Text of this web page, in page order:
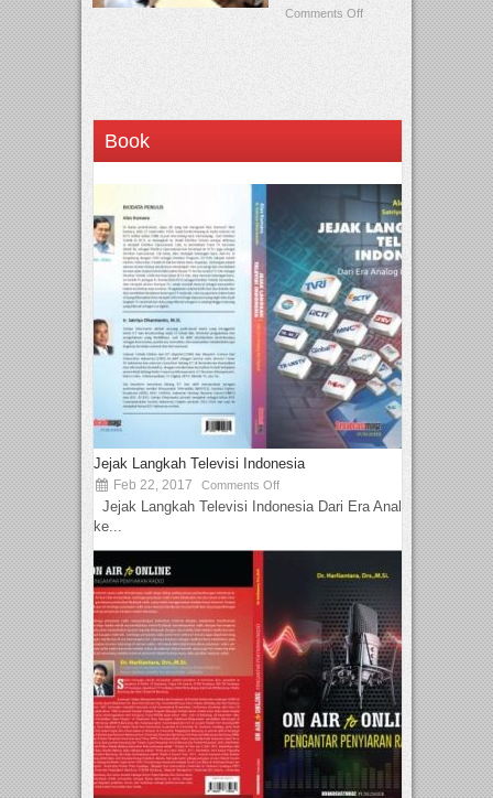
Comments Off
Book
Jejak Langkah Televisi Indonesia
Feb 22, 2017 Comments Off
Jejak Langkah Televisi Indonesia Dari Era Analog
ke...